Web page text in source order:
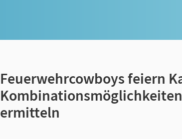
Feuerwehrcowboys feiern
ermitteln